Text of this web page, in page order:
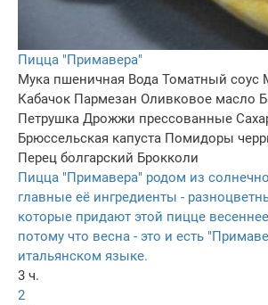
Пицца "Примавера"
Мука пшеничная Вода Томатный соус
Кабачок Пармезан Оливковое масло
Петрушка Дрожжи прессованные
Брюссельская капуста Помидоры
Перец болгарский Брокколи
Пицца "Примавера" родом из
главные её ингредиенты -
которые придают этой пицце
потому что весна - это и есть
итальянском языке.
3 ч.
2